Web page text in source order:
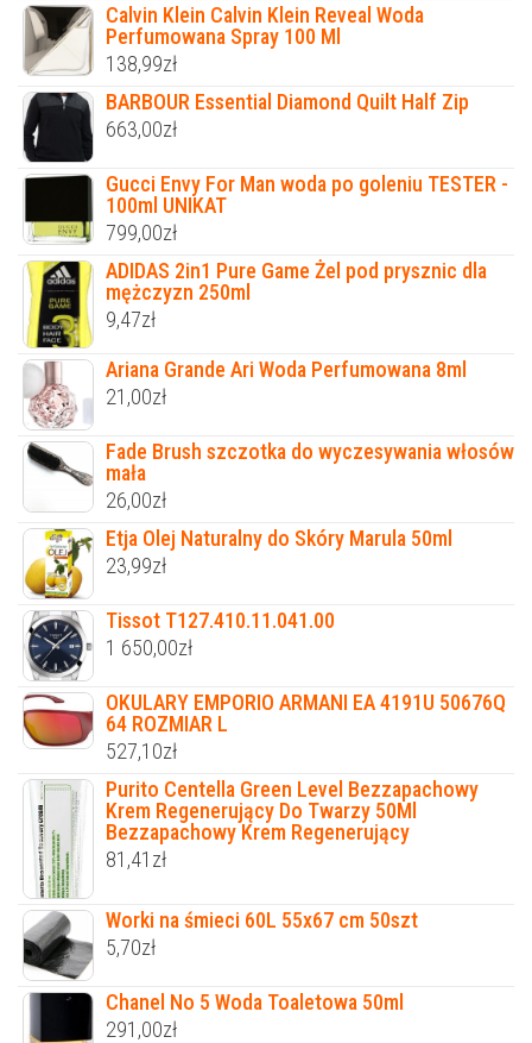
Calvin Klein Calvin Klein Reveal Woda
Perfumowana Spray 100 Ml
138,99zł
BARBOUR Essential Diamond Quilt Half Zip
663,00zł
Gucci Envy For Man woda po goleniu TESTER -
100ml UNIKAT
799,00zł
ADIDAS 2in1 Pure Game Żel pod prysznic dla
mężczyzn 250ml
9,47zł
Ariana Grande Ari Woda Perfumowana 8ml
21,00zł
Fade Brush szczotka do wyczesywania włosów
mała
26,00zł
Etja Olej Naturalny do Skóry Marula 50ml
23,99zł
Tissot T127.410.11.041.00
1 650,00zł
OKULARY EMPORIO ARMANI EA 4191U 50676Q
64 ROZMIAR L
527,10zł
Purito Centella Green Level Bezzapachowy
Krem Regenerujący Do Twarzy 50Ml
Bezzapachowy Krem Regenerujący
81,41 zł
Worki na śmieci 60L 55x67 cm 50szt
5,70zł
Chanel No 5 Woda Toaletowa 50ml
291,00zł